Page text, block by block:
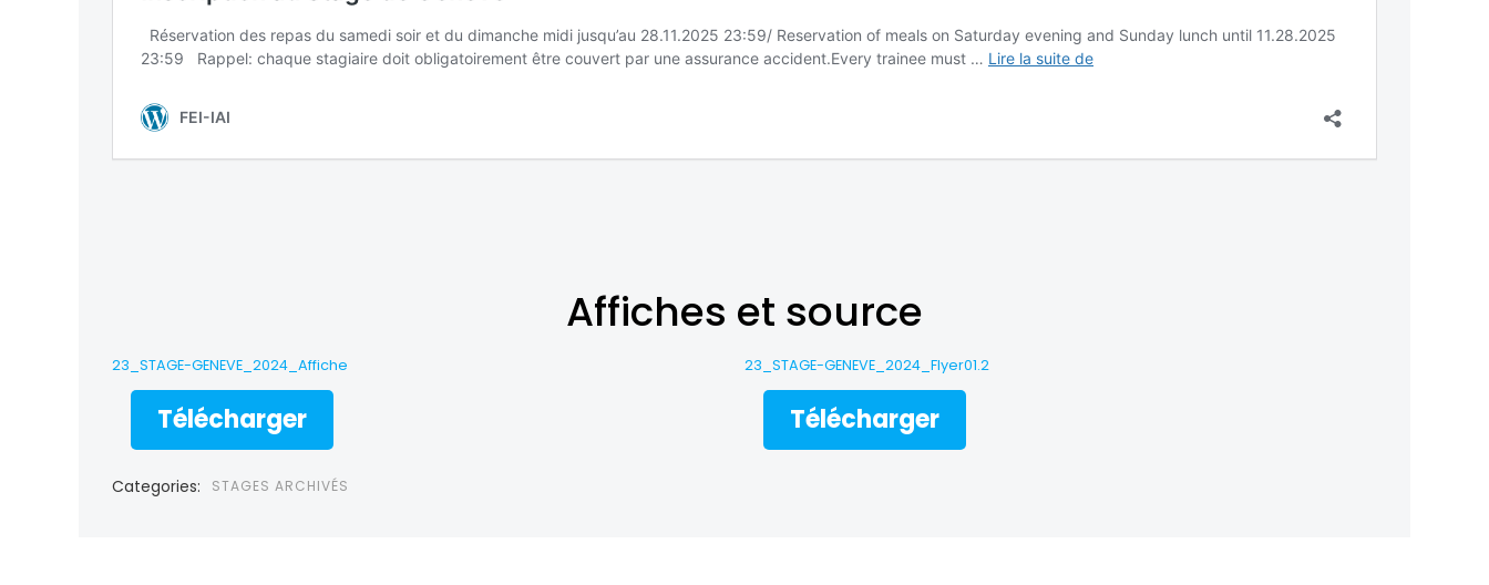
Affiches et source
23_STAGE-GENEVE_2024_Affiche
Télécharger
23_STAGE-GENEVE_2024_Flyer01.2
Télécharger
Categories: STAGES ARCHIVÉS